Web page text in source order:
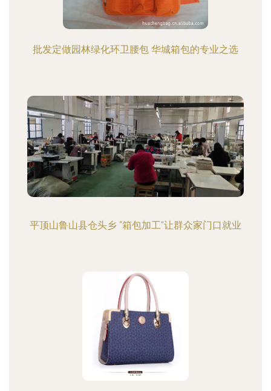
批发定做园林绿化环卫腰包 华城箱包的专业之选
平顶山鲁山县仓头乡 “箱包加工”让群众家门口就业